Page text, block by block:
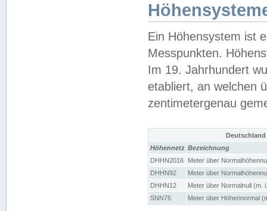
Ein Höhensystem ist
Messpunkten.
Im 19. Jahrhundert
etabliert, an welchen
zentimetergenau
Höhennetz Bezeichnung
DHHN2016
Meter über
DHHN92
Meter über
DHHN12
Meter über Normalnull (m.
SNN76
Meter über Höhennormal